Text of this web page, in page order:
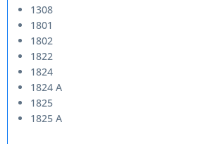
1308
1801
1802
1822
1824
1824 A
1825
1825 A